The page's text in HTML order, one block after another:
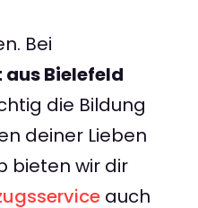
Bei
Bielefeld
die Bildung
deiner Lieben
bieten wir dir
auch